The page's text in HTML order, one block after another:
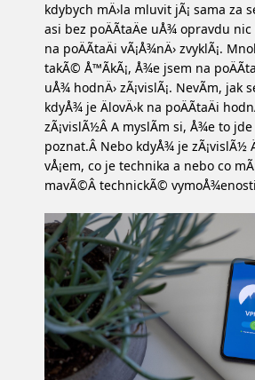
kdybych mÄ›la mluvit jÃ¡ sama za
asi bez poÄÃ­taÄe uÅ¾ opravdu nic
na poÄÃ­taÄi vÃ¡Å¾nÄ› zvyklÃ¡.
takÃ© Å™Ã­kÃ¡, Å¾e jsem na
uÅ¾ hodnÄ› zÃ¡vislÃ¡. NevÃ­m, jak
kdyÅ¾ je ÄlovÄ›k na poÄÃ­taÄi
zÃ¡vislÃ½Â A myslÃ­m si, Å¾e to
poznat.Â Nebo kdyÅ¾ je zÃ¡vislÃ½
vÅ¡em, co je technika a nebo co
mavÃ©Â technickÃ©